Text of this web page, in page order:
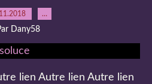
…
Dany58
lien Autre lien Autre lien